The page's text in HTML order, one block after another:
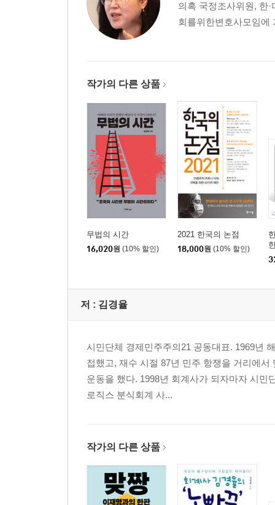
586에게 민주주의란 무엇인가
노무현 대통령과 386 VS 문재인 대통령과 586
보수의 세대교체! 신보수의 탄생
7장 무너진 정의와 공정의 회복을 위하여
‘노무현 대통령 트라우마’
사라진 민주주의자의 비전
“니들, 돈 벌어 본 적 있어?” VS “당신들, 지금 돈 벌
불평등을 정면으로 붙잡아야 한다
새로운 시작을 위하여
나가는 말
의혹 국정조사위원, 한
회를위한변호사모임에
작가의 다른 상품
무법의 시간
16,020원 (10% 할인)
2021 한국의 논점
18,000원 (10% 할인)
저 : 김경율
시민단체 경제민주주의21 공동대표. 1969년
접했고, 재수 시절 87년 민주 항쟁을 거리에
운동을 했다. 1998년 회계사가 되자마자 시
로직스 분식회계 사...
작가의 다른 상품